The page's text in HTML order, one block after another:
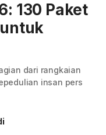
130 Paket
dari rangkaian
insan pers